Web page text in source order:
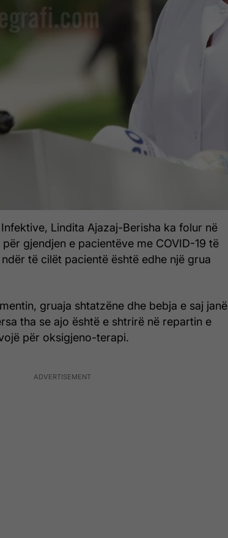
Lindita Ajazaj-Berisha ka folur në
gjendjen e pacientëve me COVID-19 të
të cilët pacientë është edhe një grua
gruaja shtatzëne dhe bebja e saj janë
tha se ajo është e shtrirë në repartin e
për oksigjeno-terapi.